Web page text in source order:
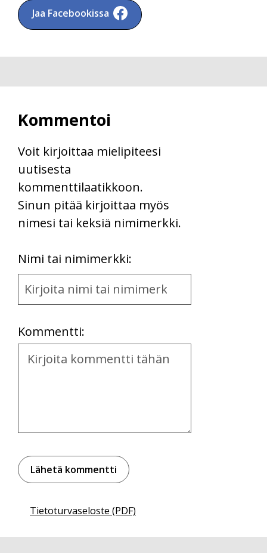
Jaa Facebookissa
Kommentoi
Voit kirjoittaa mielipiteesi
uutisesta
kommenttilaatikkoon.
Sinun pitää kirjoittaa myös
nimesi tai keksiä nimimerkki.
Nimi tai nimimerkki:
Name
and
Kommentti:
Kommentti
Tietoturvaseloste (PDF)